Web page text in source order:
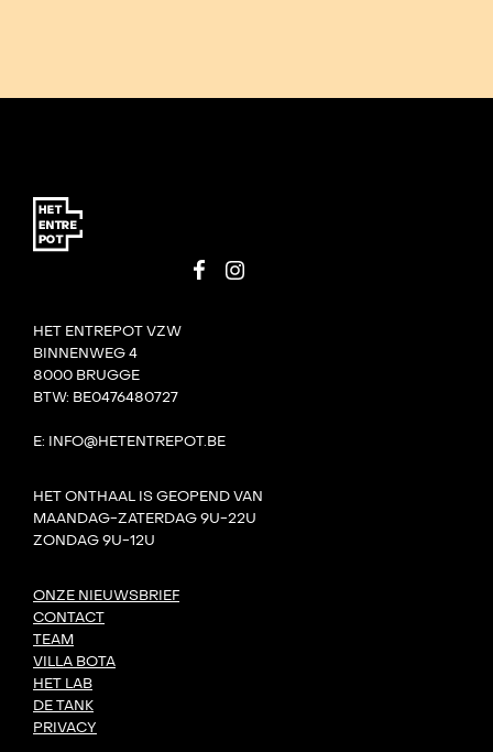
HET ENTREPOT VZW
BINNENWEG 4
8000 BRUGGE
BTW: BE0476480727
E: INFO@HETENTREPOT.BE
HET ONTHAAL IS GEOPEND VAN
MAANDAG-ZATERDAG 9U-22U
ZONDAG 9U-12U
ONZE NIEUWSBRIEF
CONTACT
TEAM
VILLA BOTA
HET LAB
DE TANK
PRIVACY